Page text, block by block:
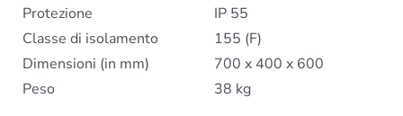
Protezione
IP 55
Classe di isolamento
155 (F)
Dimensioni (in mm)
700 x 400 x 600
Peso
38 kg